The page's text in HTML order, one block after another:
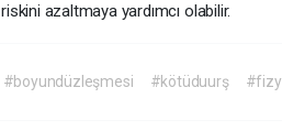
riskini azaltmaya yardımcı olabilir.
#boyundüzleşmesi #kötüduurş